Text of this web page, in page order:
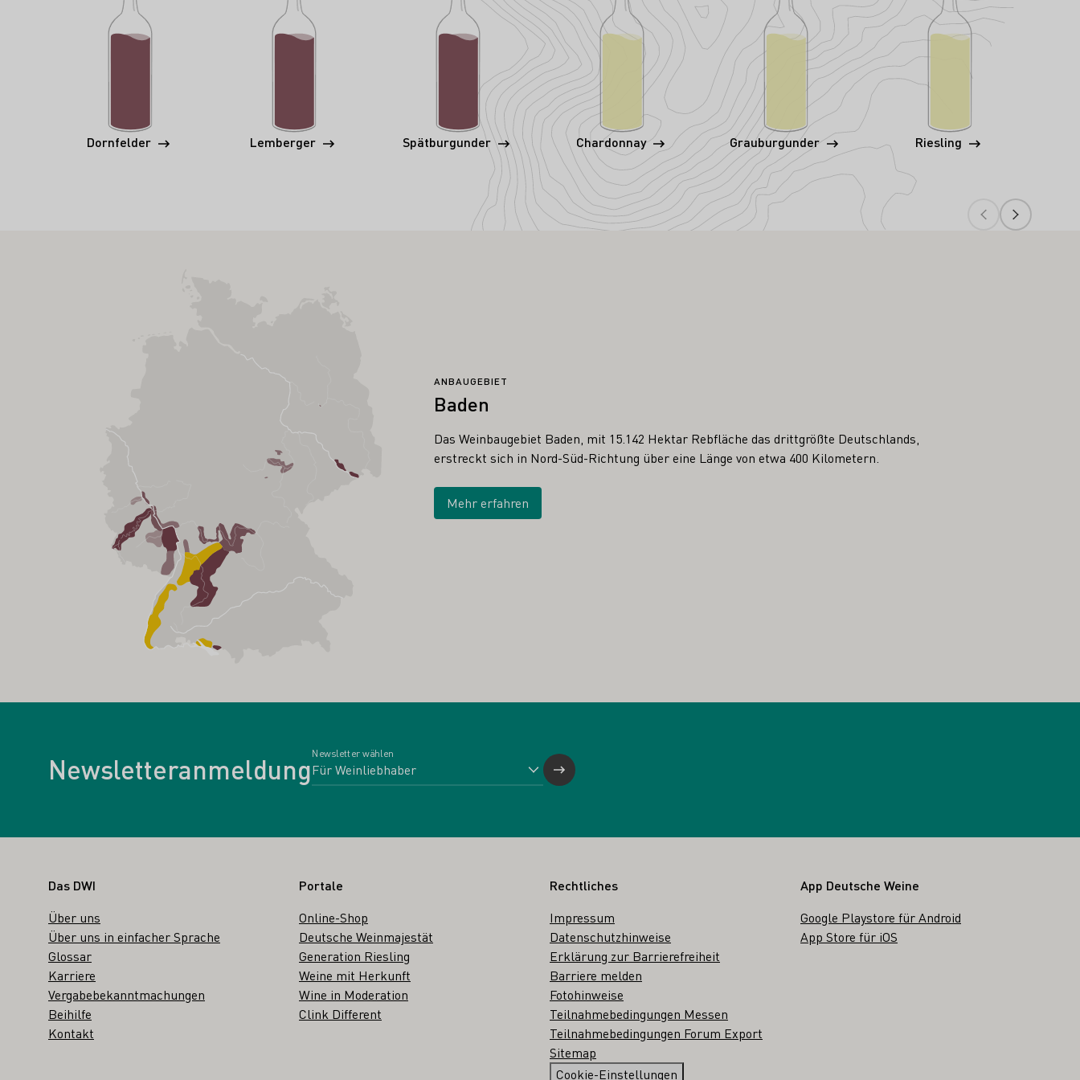
Dornfelder Lemberger Spätburgunder Chardonnay Grauburgunder Riesling
ANBAUGEBIET
Baden
Das Weinbaugebiet Baden, mit 15.142 Hektar Rebfläche das drittgrößte Deutschlands,
erstreckt sich in Nord-Süd-Richtung über eine Länge von etwa 400 Kilometern.
Mehr erfahren
Newsletteranmeldung
Newsletter wählen
Fußbereich
Das DWI
Über uns
Über uns in einfacher Sprache
Glossar
Karriere
Vergabebekanntmachungen
Beihilfe
Kontakt
Portale
Online-Shop
Deutsche Weinmajestät
Generation Riesling
Weine mit Herkunft
Wine in Moderation
Clink Different
Rechtliches
Impressum
Datenschutzhinweise
Erklärung zur Barrierefreiheit
Barriere melden
Fotohinweise
Teilnahmebedingungen Messen
Teilnahmebedingungen Forum Export
Sitemap
Cookie-Einstellungen
App Deutsche Weine
Google Playstore für Android
App Store für iOS